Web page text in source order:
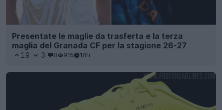
Presentate le maglie da trasferta e la terza
maglia del Granada CF per la stagione 26-27
19 3 0 915 18h